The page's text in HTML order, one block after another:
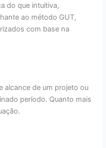
do que intuitiva,
ao método GUT,
com base na
alcance de um projeto ou
período. Quanto mais